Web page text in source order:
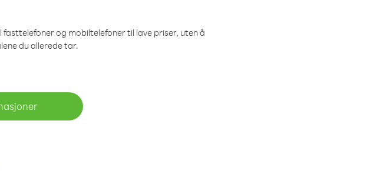
og mobiltelefoner til lave priser, uten å
du allerede tar.